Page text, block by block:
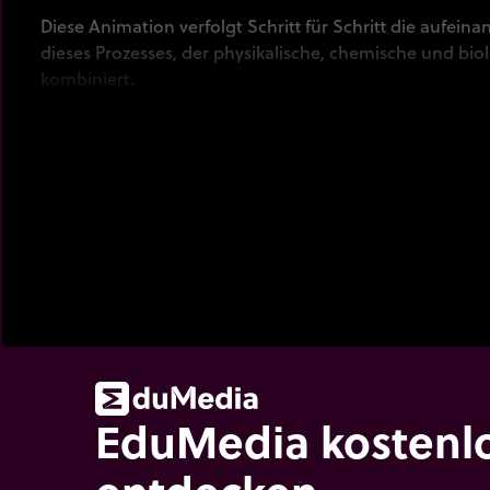
Diese Animation verfolgt Schritt für Schritt die
dieses Prozesses, der physikalische, chemische und
kombiniert.
EduMedia